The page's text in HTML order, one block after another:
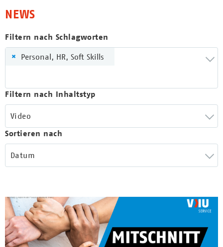
NEWS
Filtern nach Schlagworten
× Personal, HR, Soft Skills
Filtern nach Inhaltstyp
Video
Sortieren nach
Datum